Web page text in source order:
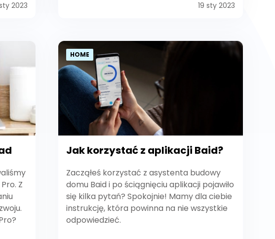
2023 19 sty 2023
Z
HOME
Jak korzystać z aplikacji Baid?
Zacząłeś korzystać z asystenta budowy
domu Baid i po ściągnięciu aplikacji pojawiło
się kilka pytań? Spokojnie! Mamy dla ciebie
instrukcję, która powinna na nie wszystkie
odpowiedzieć.